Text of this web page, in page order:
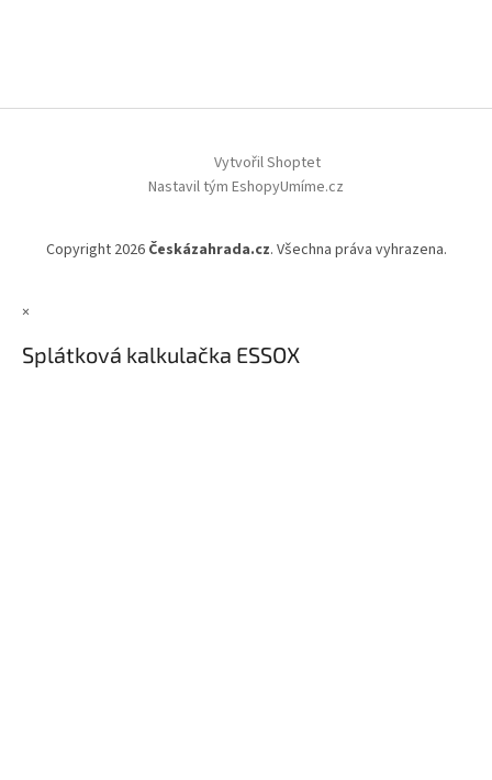
Vytvořil Shoptet
Nastavil tým EshopyUmíme.cz
Copyright 2026 Českázahrada.cz. Všechna práva vyhrazena.
×
Splátková kalkulačka ESSOX